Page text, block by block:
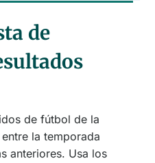
de
de fútbol de la
la temporada
anteriores. Usa los